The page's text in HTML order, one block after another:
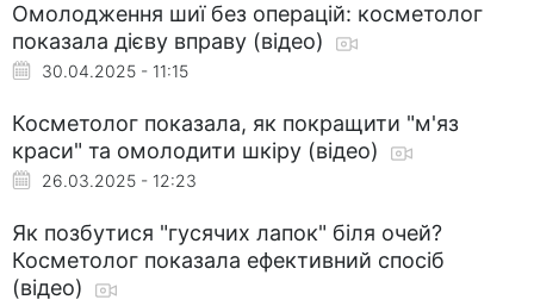
Омолодження шиї без операцій: косметолог
показала дієву вправу (відео)
30.04.2025 - 11:15
Косметолог показала, як покращити "м'яз
краси" та омолодити шкіру (відео)
26.03.2025 - 12:23
Як позбутися "гусячих лапок" біля очей?
Косметолог показала ефективний спосіб
(відео)